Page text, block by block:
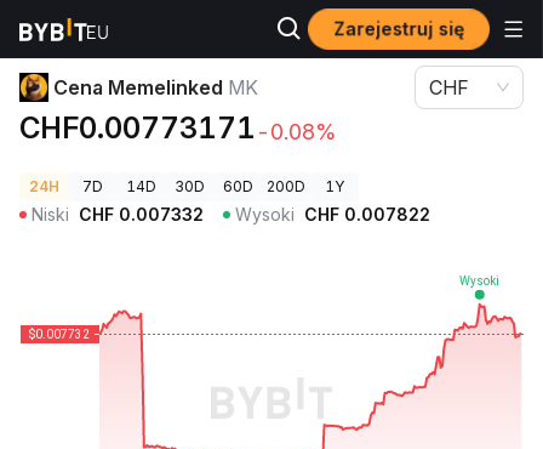
Zarejestruj się
Ceny kryptowalut Cena Memelinked MK
Cena Memelinked MK
CHF0.00773171 -0.08%
CHF
24H 7D 14D 30D 60D 200D 1Y
Niski CHF 0.007332 Wysoki CHF 0.007822